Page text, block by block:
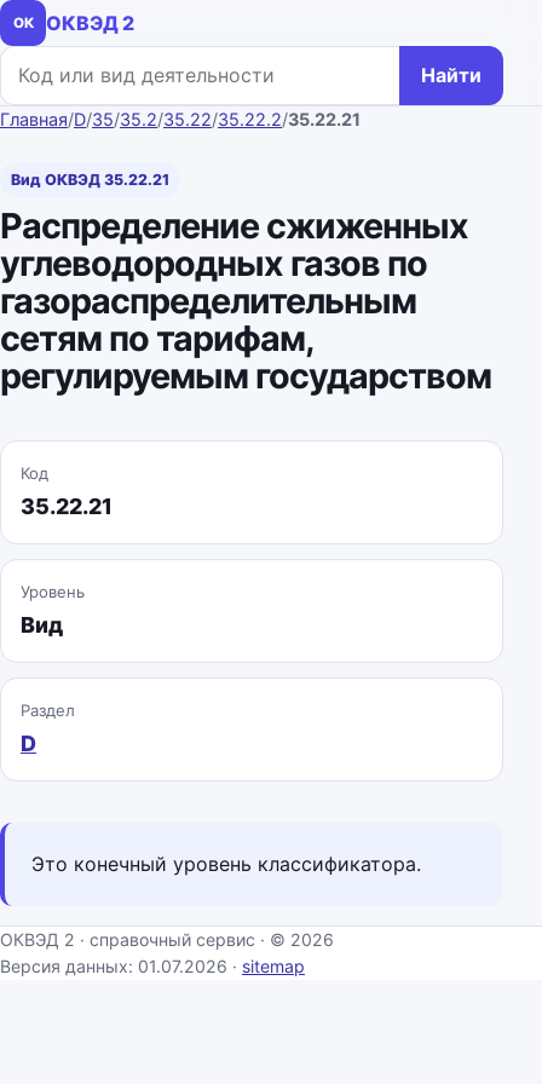
ОК
ОКВЭД 2
Поиск по коду или названию
Найти
Главная/D/35/35.2/35.22/35.22.2/35.22.21
Вид ОКВЭД 35.22.21
Распределение сжиженных
углеводородных газов по
газораспределительным
сетям по тарифам,
регулируемым государством
Код
35.22.21
Уровень
Вид
Раздел
D
Это конечный уровень классификатора.
ОКВЭД 2 · справочный сервис · © 2026
Версия данных: 01.07.2026 · sitemap